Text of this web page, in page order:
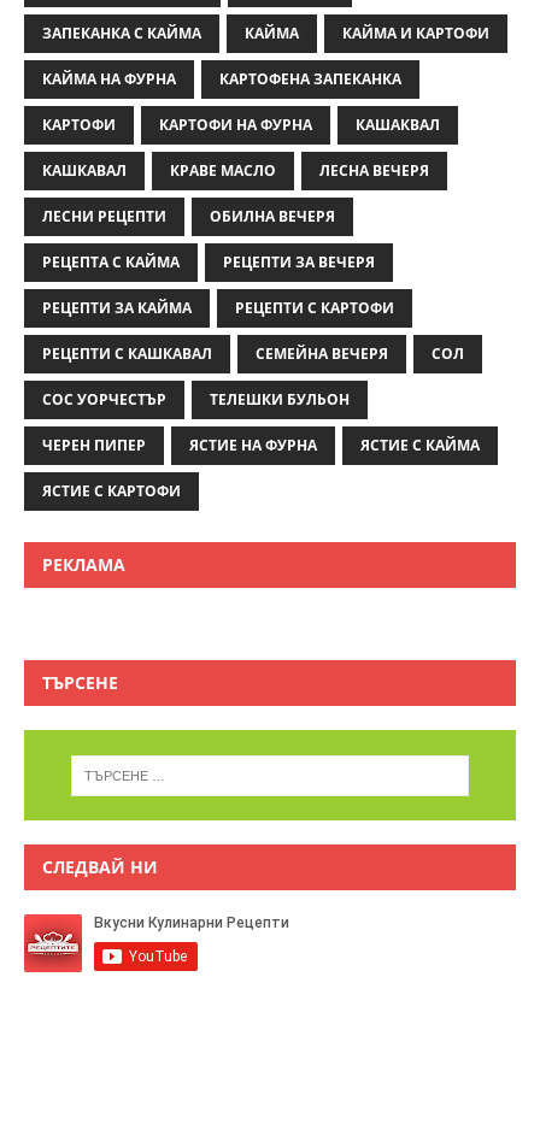
ЗАПЕКАНКА С КАЙМА КАЙМА КАЙМА И КАРТОФИ
КАЙМА НА ФУРНА КАРТОФЕНА ЗАПЕКАНКА
КАРТОФИ КАРТОФИ НА ФУРНА КАШАКВАЛ
КАШКАВАЛ КРАВЕ МАСЛО ЛЕСНА ВЕЧЕРЯ
ЛЕСНИ РЕЦЕПТИ ОБИЛНА ВЕЧЕРЯ
РЕЦЕПТА С КАЙМА РЕЦЕПТИ ЗА ВЕЧЕРЯ
РЕЦЕПТИ ЗА КАЙМА РЕЦЕПТИ С КАРТОФИ
РЕЦЕПТИ С КАШКАВАЛ СЕМЕЙНА ВЕЧЕРЯ СОЛ
СОС УОРЧЕСТЪР ТЕЛЕШКИ БУЛЬОН
ЧЕРЕН ПИПЕР ЯСТИЕ НА ФУРНА ЯСТИЕ С КАЙМА
ЯСТИЕ С КАРТОФИ
РЕКЛАМА
ТЪРСЕНЕ
СЛЕДВАЙ НИ